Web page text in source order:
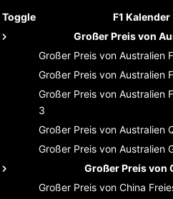
Toggle F1 Kalender
Großer Preis von
Großer Preis von Australien
Großer Preis von Australien
Großer Preis von Australien
3
Großer Preis von Australien
Großer Preis von Australien
Großer Preis von
Großer Preis von China